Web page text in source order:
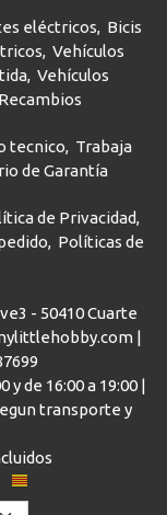
eléctricos
Bicis
Vehículos
Vehículos
Recambios
tecnico
Trabaja
de Garantía
de Privacidad
Políticas de
- 50410 Cuarte
|
y de 16:00 a 19:00 |
transporte y